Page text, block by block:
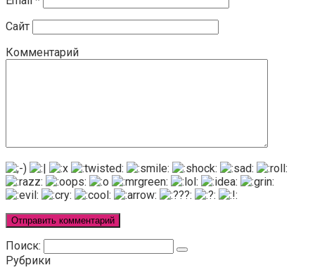
Сайт
Комментарий
Поиск:
Рубрики